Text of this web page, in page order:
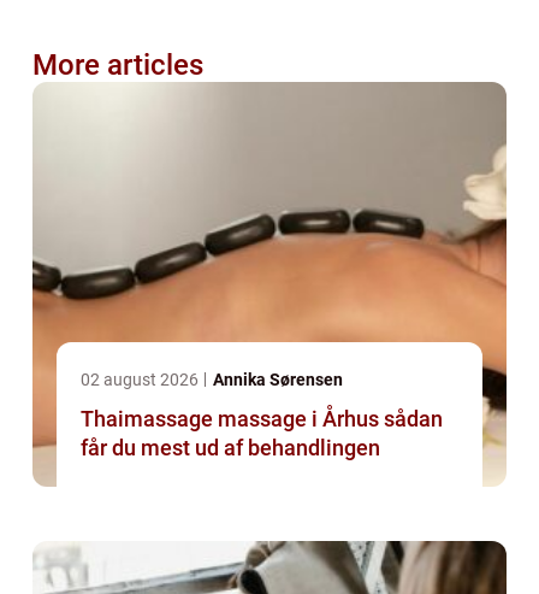
More articles
02 august 2026 Annika Sørensen
Thaimassage massage i Århus sådan
får du mest ud af behandlingen